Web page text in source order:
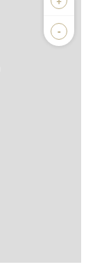
-
Biens vendus